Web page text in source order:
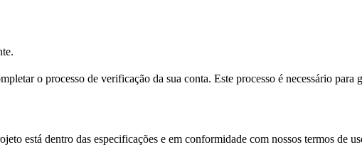
o processo de verificação da sua conta. Este processo é necessário para
está dentro das especificações e em conformidade com nossos termos de